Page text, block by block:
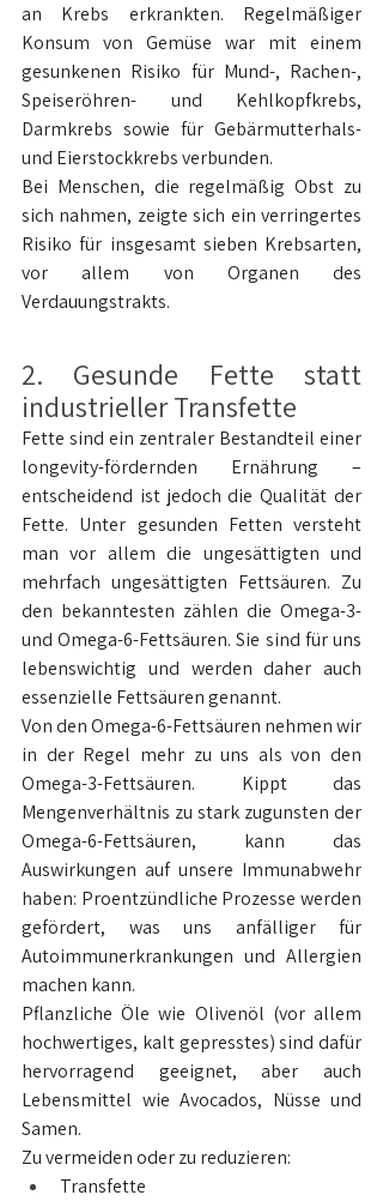
an Krebs erkrankten. Regelmäßiger
Konsum von Gemüse war mit einem
gesunkenen Risiko für Mund-, Rachen-,
Speiseröhren- und Kehlkopfkrebs,
Darmkrebs sowie für Gebärmutterhals-
und Eierstockkrebs verbunden.
Bei Menschen, die regelmäßig Obst zu
sich nahmen, zeigte sich ein verringertes
Risiko für insgesamt sieben Krebsarten,
vor allem von Organen des
Verdauungstrakts.
2. Gesunde Fette statt
industrieller Transfette
Fette sind ein zentraler Bestandteil einer
longevity-fördernden Ernährung –
entscheidend ist jedoch die Qualität der
Fette. Unter gesunden Fetten versteht
man vor allem die ungesättigten und
mehrfach ungesättigten Fettsäuren. Zu
den bekanntesten zählen die Omega-3-
und Omega-6-Fettsäuren. Sie sind für uns
lebenswichtig und werden daher auch
essenzielle Fettsäuren genannt.
Von den Omega-6-Fettsäuren nehmen wir
in der Regel mehr zu uns als von den
Omega-3-Fettsäuren. Kippt das
Mengenverhältnis zu stark zugunsten der
Omega-6-Fettsäuren, kann das
Auswirkungen auf unsere Immunabwehr
haben: Proentzündliche Prozesse werden
gefördert, was uns anfälliger für
Autoimmunerkrankungen und Allergien
machen kann.
Pflanzliche Öle wie Olivenöl (vor allem
hochwertiges, kalt gepresstes) sind dafür
hervorragend geeignet, aber auch
Lebensmittel wie Avocados, Nüsse und
Samen.
Zu vermeiden oder zu reduzieren:
Transfette